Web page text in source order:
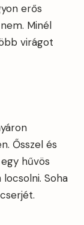
erős
Minél
virágot
Ősszel és
hűvös
Soha